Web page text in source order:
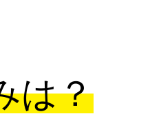
は？